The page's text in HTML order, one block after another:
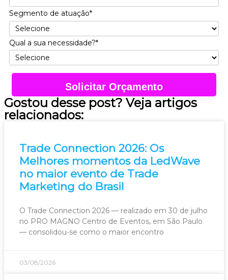
Segmento de atuação*
Qual a sua necessidade?*
Solicitar Orçamento
Gostou desse post? Veja artigos
relacionados:
Trade Connection 2026: Os
Melhores momentos da LedWave
no maior evento de Trade
Marketing do Brasil
O Trade Connection 2026 — realizado em 30 de julho
no PRO MAGNO Centro de Eventos, em São Paulo
— consolidou-se como o maior encontro
03/08/2026